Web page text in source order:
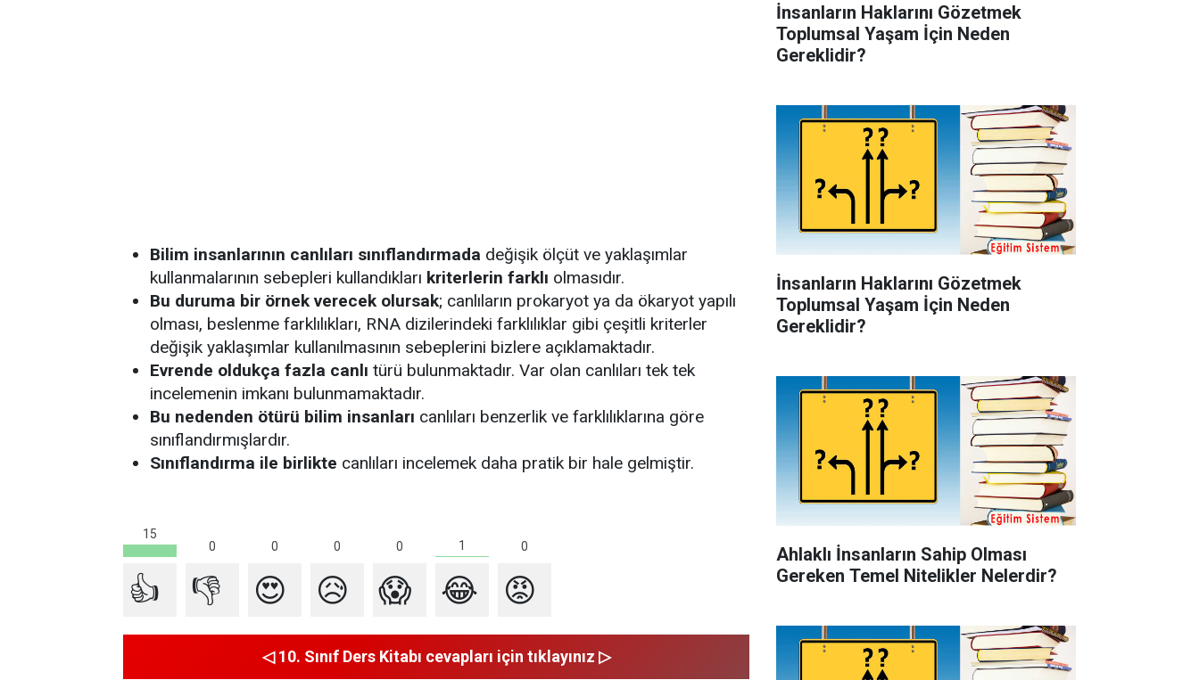
Bilim insanlarının canlıları sınıflandırmada değişik ölçüt ve yaklaşımlar
kullanmalarının sebepleri kullandıkları kriterlerin farklı olmasıdır.
Bu duruma bir örnek verecek olursak; canlıların prokaryot ya da ökaryot yapılı
olması, beslenme farklılıkları, RNA dizilerindeki farklılıklar gibi çeşitli kriterler
değişik yaklaşımlar kullanılmasının sebeplerini bizlere açıklamaktadır.
Evrende oldukça fazla canlı türü bulunmaktadır. Var olan canlıları tek tek
incelemenin imkanı bulunmamaktadır.
Bu nedenden ötürü bilim insanları canlıları benzerlik ve farklılıklarına göre
sınıflandırmışlardır.
Sınıflandırma ile birlikte canlıları incelemek daha pratik bir hale gelmiştir.
15
0
0 0 0 1 0
👍 👎 😍 😥 😱 😂 😡
◁ 10. Sınıf Ders Kitabı cevapları için tıklayınız ▷
İnsanların Haklarını Gözetmek
Toplumsal Yaşam İçin Neden
Gereklidir?
İnsanların Haklarını Gözetmek
Toplumsal Yaşam İçin Neden
Gereklidir?
Ahlaklı İnsanların Sahip Olması
Gereken Temel Nitelikler Nelerdir?